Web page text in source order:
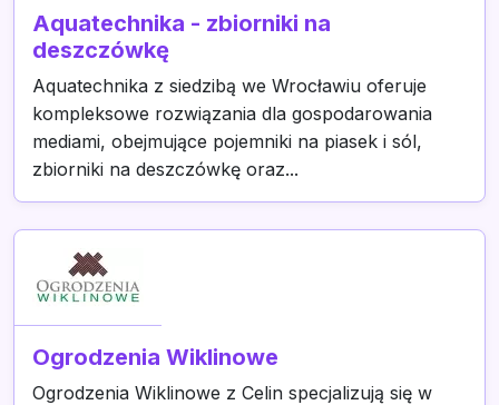
Aquatechnika - zbiorniki na
deszczówkę
Aquatechnika z siedzibą we Wrocławiu oferuje
kompleksowe rozwiązania dla gospodarowania
mediami, obejmujące pojemniki na piasek i sól,
zbiorniki na deszczówkę oraz...
Ogrodzenia Wiklinowe
Ogrodzenia Wiklinowe z Celin specjalizują się w